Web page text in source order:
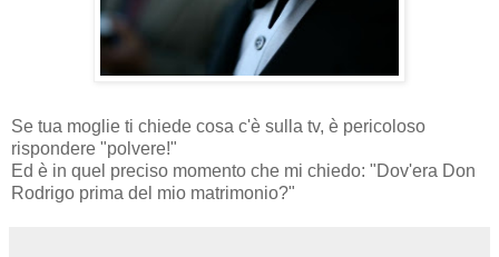
Se tua moglie ti chiede cosa c'è sulla tv, è pericoloso
rispondere "polvere!"
Ed è in quel preciso momento che mi chiedo: "Dov'era Don
Rodrigo prima del mio matrimonio?"